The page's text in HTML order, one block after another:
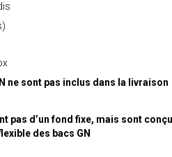
ne sont pas inclus dans la livraison
pas d’un fond fixe, mais sont
des bacs GN